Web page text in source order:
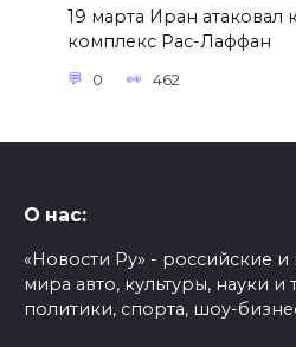
19 марта Иран атаковал
комплекс Рас-Лаффан
0 462
О нас:
«Новости Ру» - российские
мира авто, культуры, науки и
политики, спорта, шоу-